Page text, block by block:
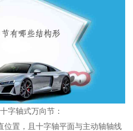
字轴式万向节：
位置，且十字轴平面与主动轴轴线